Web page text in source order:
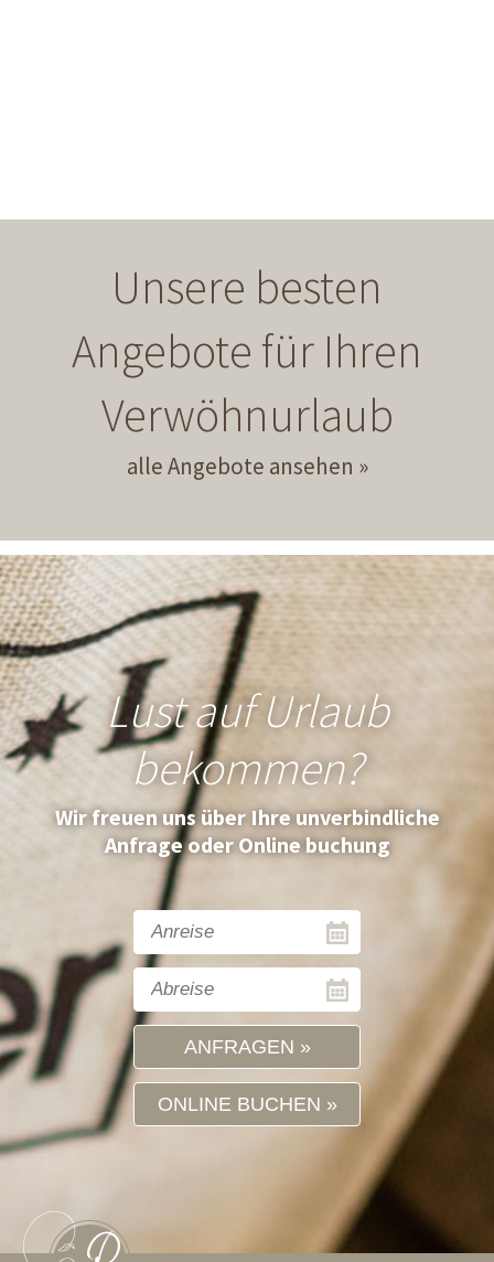
Unsere besten
Angebote für Ihren
Verwöhnurlaub
alle Angebote ansehen
Lust auf Urlaub
bekommen?
Wir freuen uns über Ihre unverbindliche
Anfrage oder Online buchung
ANFRAGEN
ONLINE BUCHEN